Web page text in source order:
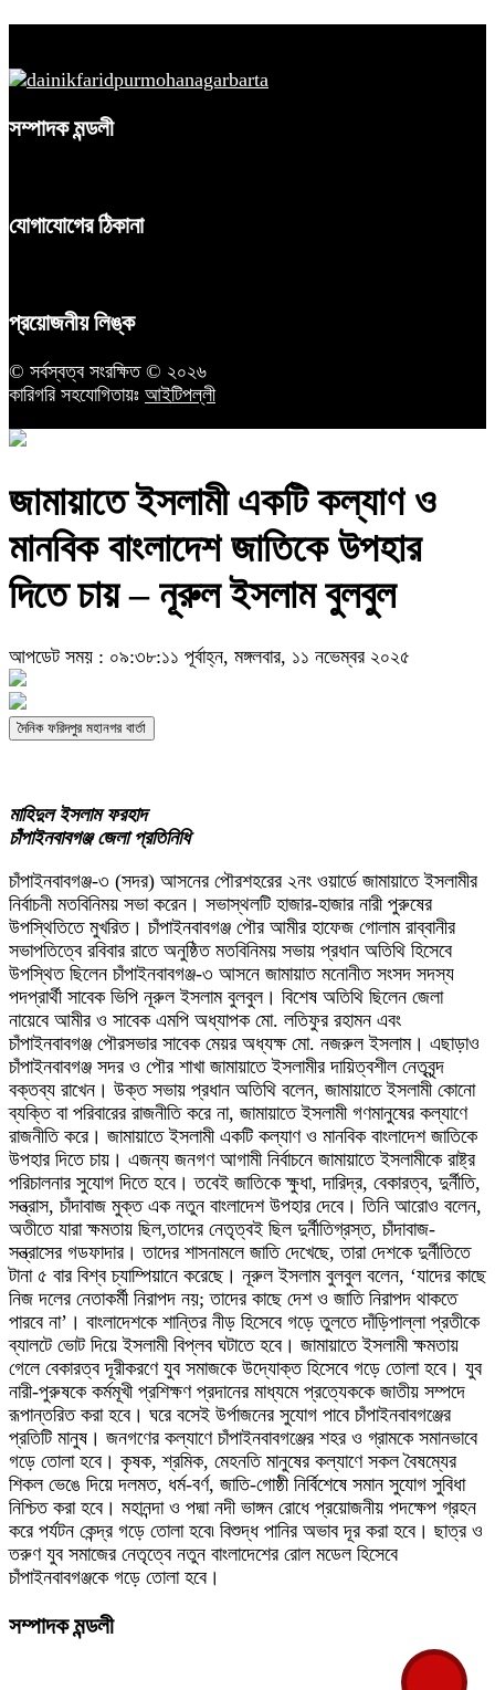
সম্পাদক মন্ডলী
যোগাযোগের ঠিকানা
প্রয়োজনীয় লিঙ্ক
© সর্বস্বত্ব সংরক্ষিত © ২০২৬
কারিগরি সহযোগিতায়ঃ আইটিপল্লী
জামায়াতে ইসলামী একটি কল্যাণ ও
মানবিক বাংলাদেশ জাতিকে উপহার
দিতে চায় – নূরুল ইসলাম বুলবুল
আপডেট সময় : ০৯:৩৮:১১ পূর্বাহ্ন, মঙ্গলবার, ১১ নভেম্বর ২০২৫
দৈনিক ফরিদপুর মহানগর বার্তা
মাহিদুল ইসলাম ফরহাদ
চাঁপাইনবাবগঞ্জ জেলা প্রতিনিধি
চাঁপাইনবাবগঞ্জ-৩ (সদর) আসনের পৌরশহরের ২নং ওয়ার্ডে জামায়াতে ইসলামীর
নির্বাচনী মতবিনিময় সভা করেন। সভাস্থলটি হাজার-হাজার নারী পুরুষের
উপস্থিতিতে মুখরিত। চাঁপাইনবাবগঞ্জ পৌর আমীর হাফেজ গোলাম রাব্বানীর
সভাপতিত্বে রবিবার রাতে অনুষ্ঠিত মতবিনিময় সভায় প্রধান অতিথি হিসেবে
উপস্থিত ছিলেন চাঁপাইনবাবগঞ্জ-৩ আসনে জামায়াত মনোনীত সংসদ সদস্য
পদপ্রার্থী সাবেক ভিপি নূরুল ইসলাম বুলবুল। বিশেষ অতিথি ছিলেন জেলা
নায়েবে আমীর ও সাবেক এমপি অধ্যাপক মো. লতিফুর রহামন এবং
চাঁপাইনবাবগঞ্জ পৌরসভার সাবেক মেয়র অধ্যক্ষ মো. নজরুল ইসলাম। এছাড়াও
চাঁপাইনবাবগঞ্জ সদর ও পৌর শাখা জামায়াতে ইসলামীর দায়িত্বশীল নেতৃবৃন্দ
বক্তব্য রাখেন। উক্ত সভায় প্রধান অতিথি বলেন, জামায়াতে ইসলামী কোনো
ব্যক্তি বা পরিবারের রাজনীতি করে না, জামায়াতে ইসলামী গণমানুষের কল্যাণে
রাজনীতি করে। জামায়াতে ইসলামী একটি কল্যাণ ও মানবিক বাংলাদেশ জাতিকে
উপহার দিতে চায়। এজন্য জনগণ আগামী নির্বাচনে জামায়াতে ইসলামীকে রাষ্ট্র
পরিচালনার সুযোগ দিতে হবে। তবেই জাতিকে ক্ষুধা, দারিদ্র, বেকারত্ব, দুর্নীতি,
সন্ত্রাস, চাঁদাবাজ মুক্ত এক নতুন বাংলাদেশ উপহার দেবে। তিনি আরোও বলেন,
অতীতে যারা ক্ষমতায় ছিল,তাদের নেতৃত্বই ছিল দুর্নীতিগ্রস্ত, চাঁদাবাজ-
সন্ত্রাসের গডফাদার। তাদের শাসনামলে জাতি দেখেছে, তারা দেশকে দুর্নীতিতে
টানা ৫ বার বিশ্ব চ্যাম্পিয়ানে করেছে। নূরুল ইসলাম বুলবুল বলেন, ‘যাদের কাছে
নিজ দলের নেতাকর্মী নিরাপদ নয়; তাদের কাছে দেশ ও জাতি নিরাপদ থাকতে
পারবে না’। বাংলাদেশকে শান্তির নীড় হিসেবে গড়ে তুলতে দাঁড়িপাল্লা প্রতীকে
ব্যালটে ভোট দিয়ে ইসলামী বিপ্লব ঘটাতে হবে। জামায়াতে ইসলামী ক্ষমতায়
গেলে বেকারত্ব দূরীকরণে যুব সমাজকে উদ্যোক্ত হিসেবে গড়ে তোলা হবে। যুব
নারী-পুরুষকে কর্মমূখী প্রশিক্ষণ প্রদানের মাধ্যমে প্রত্যেককে জাতীয় সম্পদে
রূপান্তরিত করা হবে। ঘরে বসেই উর্পাজনের সুযোগ পাবে চাঁপাইনবাবগঞ্জের
প্রতিটি মানুষ। জনগণের কল্যাণে চাঁপাইনবাবগঞ্জের শহর ও গ্রামকে সমানভাবে
গড়ে তোলা হবে। কৃষক, শ্রমিক, মেহনতি মানুষের কল্যাণে সকল বৈষম্যের
শিকল ভেঙে দিয়ে দলমত, ধর্ম-বর্ণ, জাতি-গোষ্ঠী নির্বিশেষে সমান সুযোগ সুবিধা
নিশ্চিত করা হবে। মহানন্দা ও পদ্মা নদী ভাঙ্গন রোধে প্রয়োজনীয় পদক্ষেপ গ্রহন
করে পর্যটন কেন্দ্র গড়ে তোলা হবে৷ বিশুদ্ধ পানির অভাব দূর করা হবে। ছাত্র ও
তরুণ যুব সমাজের নেতৃত্বে নতুন বাংলাদেশের রোল মডেল হিসেবে
চাঁপাইনবাবগঞ্জকে গড়ে তোলা হবে।
সম্পাদক মন্ডলী